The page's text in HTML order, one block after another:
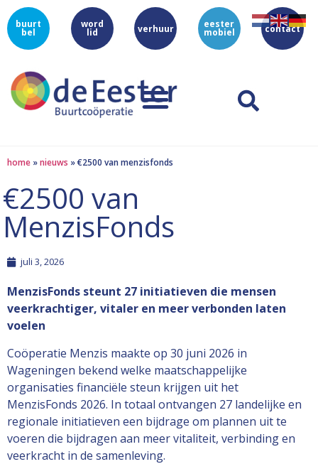
buurt
bel
word
lid verhuur eester
mobiel contact
home »nieuws »€2500 van menzisfonds
€2500 van
MenzisFonds
juli 3, 2026
MenzisFonds steunt 27 initiatieven die mensen
veerkrachtiger, vitaler en meer verbonden laten
voelen
Coöperatie Menzis maakte op 30 juni 2026 in
Wageningen bekend welke maatschappelijke
organisaties financiële steun krijgen uit het
MenzisFonds 2026. In totaal ontvangen 27 landelijke en
regionale initiatieven een bijdrage om plannen uit te
voeren die bijdragen aan meer vitaliteit, verbinding en
veerkracht in de samenleving.